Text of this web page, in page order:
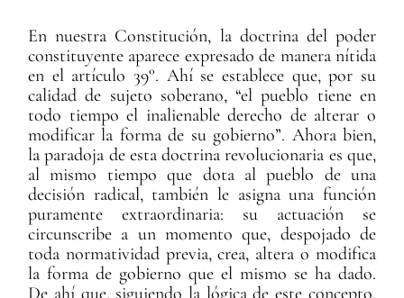
En nuestra Constitución, la doctrina del poder
constituyente aparece expresado de manera nítida
en el artículo 39°. Ahí se establece que, por su
calidad de sujeto soberano, “el pueblo tiene en
todo tiempo el inalienable derecho de alterar o
modificar la forma de su gobierno”. Ahora bien,
la paradoja de esta doctrina revolucionaria es que,
al mismo tiempo que dota al pueblo de una
decisión radical, también le asigna una función
puramente extraordinaria: su actuación se
circunscribe a un momento que, despojado de
toda normatividad previa, crea, altera o modifica
la forma de gobierno que el mismo se ha dado.